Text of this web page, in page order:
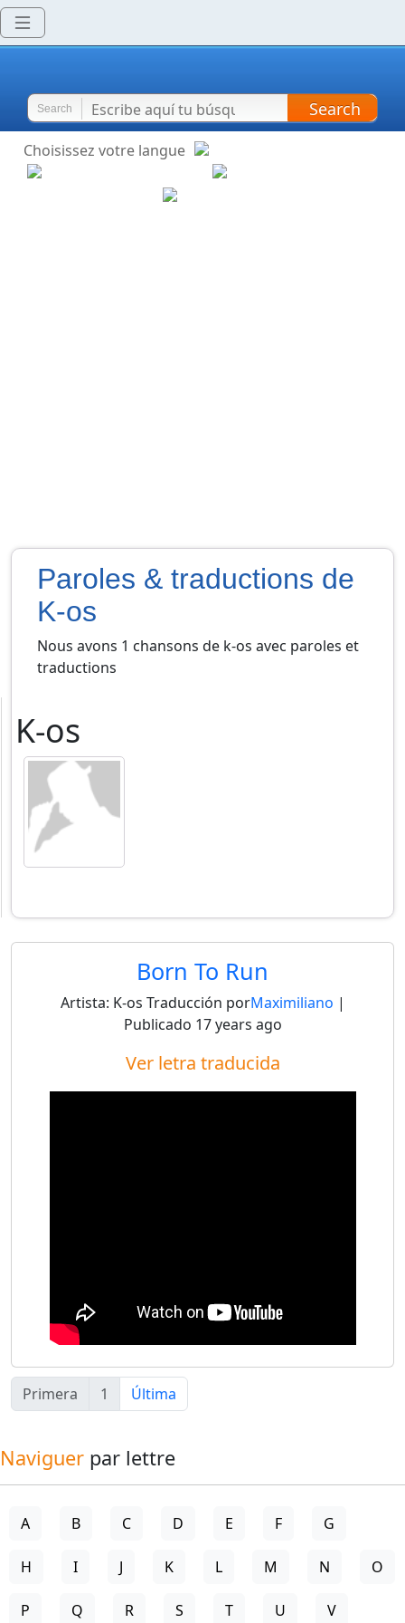
Search Search
Choisissez votre langue
Paroles & traductions de
K-os
Nous avons 1 chansons de k-os avec paroles et
traductions
K-os
Born To Run
Artista: K-os Traducción porMaximiliano |
Publicado 17 years ago
Ver letra traducida
Primera 1 Última
Naviguer par lettre
A B C D E F G
H I J K L M N O
P Q R S T U V